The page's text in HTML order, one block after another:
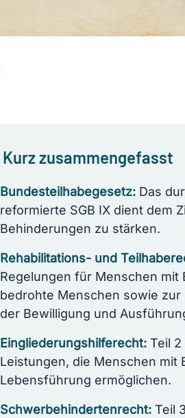
Kurz zusammengefasst
Bundesteilhabegesetz: Das
reformierte SGB IX dient dem
Behinderungen zu stärken.
Rehabilitations- und
Regelungen für Menschen
bedrohte Menschen sowie
der Bewilligung und
Eingliederungshilferecht: Teil
Leistungen, die Menschen mit
Lebensführung ermöglichen.
Schwerbehindertenrecht: Teil